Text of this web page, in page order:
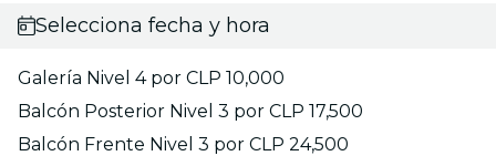
Selecciona fecha y hora
Galería Nivel 4 por CLP 10,000
Balcón Posterior Nivel 3 por CLP 17,500
Balcón Frente Nivel 3 por CLP 24,500